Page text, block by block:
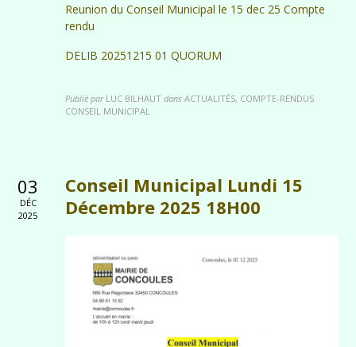
Reunion du Conseil Municipal le 15 dec 25 Compte
rendu
DELIB 20251215 01 QUORUM
Publié par LUC BILHAUT dans ACTUALITÉS, COMPTE-RENDUS
CONSEIL MUNICIPAL
03
DÉC
2025
Conseil Municipal Lundi 15
Décembre 2025 18H00